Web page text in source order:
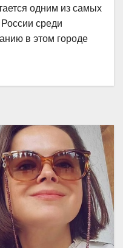
одним из самых
среди
в этом городе